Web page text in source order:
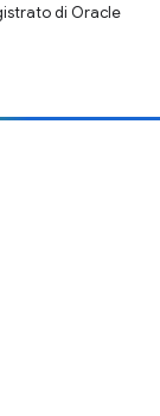
di Oracle